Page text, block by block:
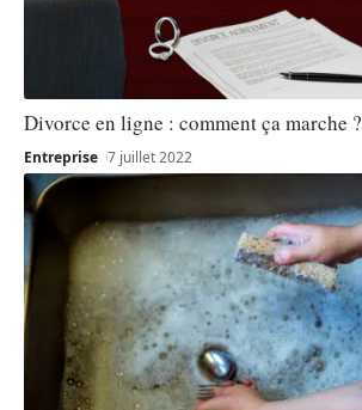
Divorce en ligne : comment ça marche ?
Entreprise 7 juillet 2022